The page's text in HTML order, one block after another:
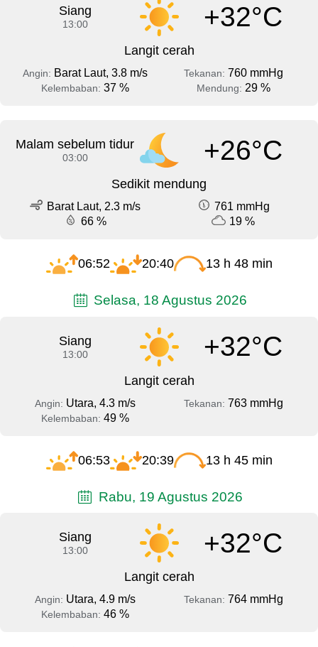
Siang
13:00 +32°C
Langit cerah
Angin: Barat Laut, 3.8 m/s Tekanan: 760 mmHg
Kelembaban: 37 % Mendung: 29 %
Malam sebelum tidur
03:00 +26°C
Sedikit mendung
Barat Laut, 2.3 m/s
761 mmHg
66 %
19 %
06:52 20:40 13 h 48 min
Selasa, 18 Agustus 2026
Siang
13:00 +32°C
Langit cerah
Angin: Utara, 4.3 m/s Tekanan: 763 mmHg
Kelembaban: 49 %
06:53 20:39 13 h 45 min
Rabu, 19 Agustus 2026
Siang
13:00 +32°C
Langit cerah
Angin: Utara, 4.9 m/s Tekanan: 764 mmHg
Kelembaban: 46 %